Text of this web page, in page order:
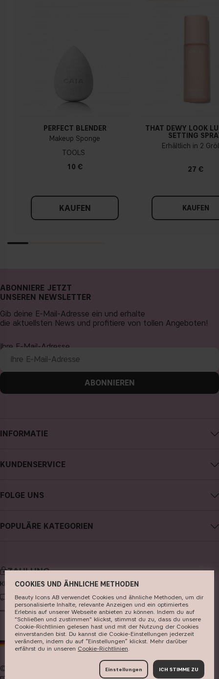
PERFECT BLENDER
Makeup Sponge
TOOLS
10 €
KAUFEN
THAT DEWY LOOK
SETTING
Erhältlich in 2
27 €
KAUFEN
INFORMATIE
Über CAIA Cosmetics
Datenschutzerklärung
Store
KUNDENSERVICE
Meine Bestellung verfolgen
FOLGE UNS
Facebook
Pinterest
POPULÄRE KATEGORIEN
make-up
hautpflege
haarpflege
parfüm
pinsel & zubehör
ABONNIERE JETZT
UNSEREN NEWSLETTER
Gib deine E-Mail-Adresse ein und erhalte
die aktuellsten News und profitiere von tollen Angeboten!
Ihre E-Mail-Adresse
ABONNIEREN
ZAHLUNG
LIEFERUNG
DE EUR
© 2026 Beauty Icons AB. Wir verwenden Cookies - hier
COOKIES UND ÄHNLICHE METHODEN
Beauty Icons AB verwendet Cookies und ähnliche Methoden, um dir
personalisierte Inhalte, relevante Anzeigen und ein optimiertes
Erlebnis auf unserer Webseite anbieten zu können. Indem du auf
"Schließen und zustimmen" klickst, stimmst du zu, dass du unsere
Cookie-Richtlinien gelesen hast und mit der Nutzung der Cookies
einverstanden bist. Du kannst die Cookie-Einstellungen jederzeit
verändern, indem du auf “Einstellungen” klickst. Mehr darüber
erfährst du in unseren ​ Cookie-Richtlinien​.
Einstellungen ICH STIMME ZU